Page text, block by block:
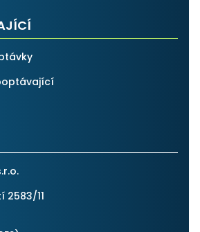
2583/11